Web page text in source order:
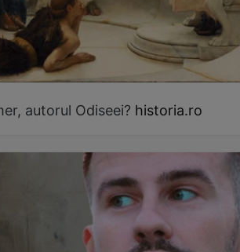
autorul Odiseei? historia.ro